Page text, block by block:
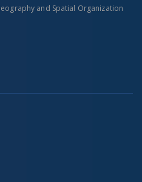
and Spatial Organization